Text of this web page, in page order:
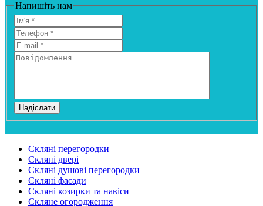
Напишіть нам
Надіслати
Скляні перегородки
Скляні двері
Скляні душові перегородки
Скляні фасади
Скляні козирки та навіси
Скляне огородження